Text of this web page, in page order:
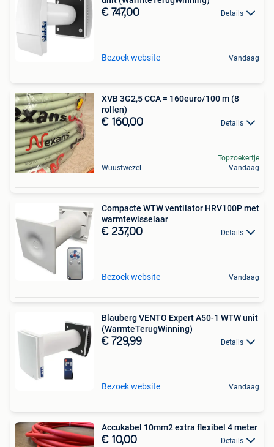
€ 747,00 Details
Bezoek website Vandaag
XVB 3G2,5 CCA = 160euro/100 m (8
rollen)
€ 160,00 Details
Wuustwezel
Topzoekertje
Vandaag
Compacte WTW ventilator HRV100P met
warmtewisselaar
€ 237,00 Details
Bezoek website Vandaag
Blauberg VENTO Expert A50-1 WTW unit
(WarmteTerugWinning)
€ 729,99 Details
Bezoek website Vandaag
Accukabel 10mm2 extra flexibel 4 meter
€ 10,00 Details